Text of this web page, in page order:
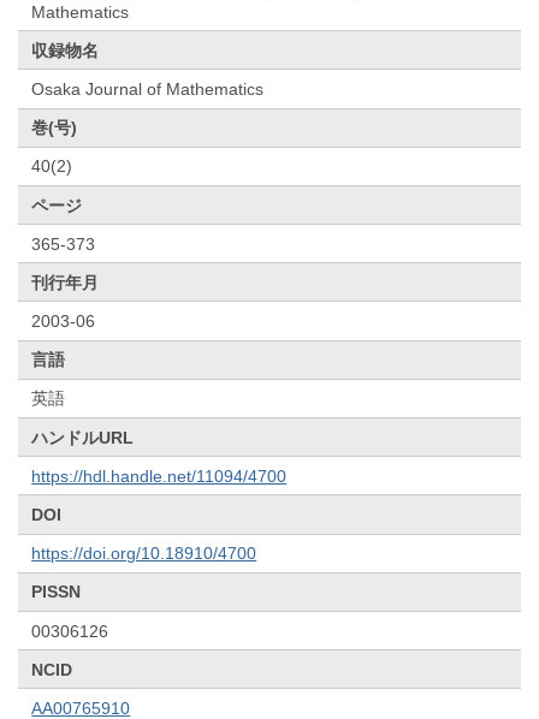
Mathematics
収録物名
Osaka Journal of Mathematics
巻(号)
40(2)
ページ
365-373
刊行年月
2003-06
言語
英語
ハンドルURL
https://hdl.handle.net/11094/4700
DOI
https://doi.org/10.18910/4700
PISSN
00306126
NCID
AA00765910